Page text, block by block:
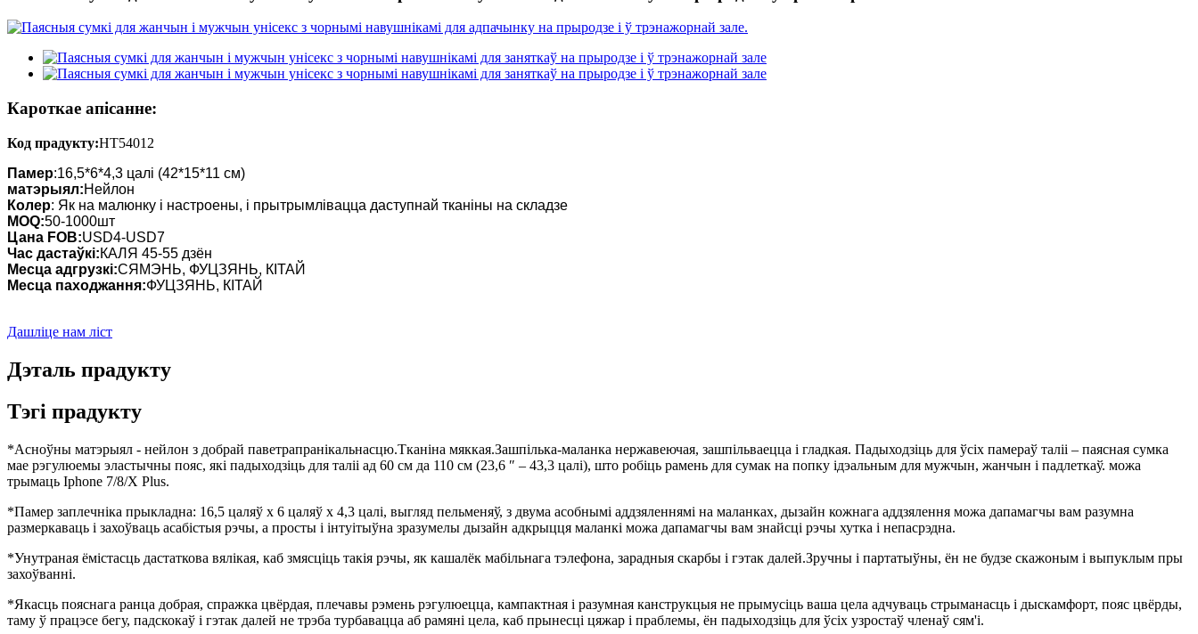
Кароткае апісанне:
Код прадукту:HT54012
Памер:16,5*6*4,3 цалі (42*15*11 см)
матэрыял:Нейлон
Колер: Як на малюнку і настроены, і прытрымлівацца даступнай тканіны на складзе
MOQ:50-1000шт
Цана FOB:USD4-USD7
Час дастаўкі:КАЛЯ 45-55 дзён
Месца адгрузкі:СЯМЭНЬ, ФУЦЗЯНЬ, КІТАЙ
Месца паходжання:ФУЦЗЯНЬ, КІТАЙ
Дашліце нам ліст
Дэталь прадукту
Тэгі прадукту
*Асноўны матэрыял - нейлон з добрай паветрапранікальнасцю.Тканіна мяккая.Зашпілька-маланка нержавеючая, зашпільваецца і гладкая. Падыходзіць для ўсіх памераў таліі – паясная сумка
мае рэгулюемы эластычны пояс, які падыходзіць для таліі ад 60 см да 110 см (23,6 ″ – 43,3 цалі), што робіць рамень для сумак на попку ідэальным для мужчын, жанчын і падлеткаў. можа
трымаць Iphone 7/8/X Plus.
*Памер заплечніка прыкладна: 16,5 цаляў х 6 цаляў х 4,3 цалі, выгляд пельменяў, з двума асобнымі аддзяленнямі на маланках, дызайн кожнага аддзялення можа дапамагчы вам разумна
размеркаваць і захоўваць асабістыя рэчы, а просты і інтуітыўна зразумелы дызайн адкрыцця маланкі можа дапамагчы вам знайсці рэчы хутка і непасрэдна.
*Унутраная ёмістасць дастаткова вялікая, каб змясціць такія рэчы, як кашалёк мабільнага тэлефона, зарадныя скарбы і гэтак далей.Зручны і партатыўны, ён не будзе скажоным і выпуклым пры
захоўванні.
*Якасць пояснага ранца добрая, спражка цвёрдая, плечавы рэмень рэгулюецца, кампактная і разумная канструкцыя не прымусіць ваша цела адчуваць стрыманасць і дыскамфорт, пояс цвёрды,
таму ў працэсе бегу, падскокаў і гэтак далей не трэба турбавацца аб рамяні цела, каб прынесці цяжар і праблемы, ён падыходзіць для ўсіх узростаў членаў сям'і.